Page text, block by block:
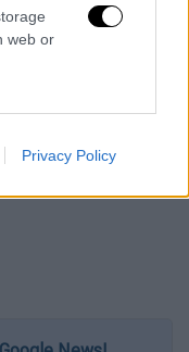
web or
Privacy Policy
με την
- Τι αποκάλυψε
επόμενο